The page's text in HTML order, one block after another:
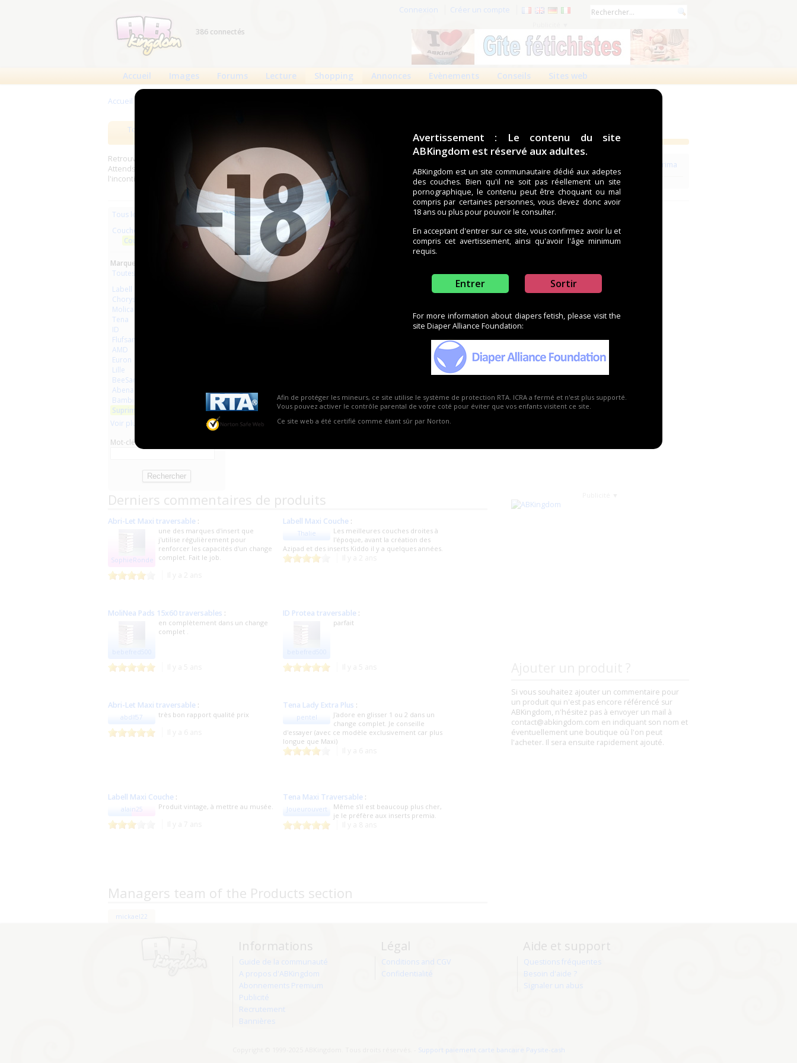
Avertissement : Le contenu du site
ABKingdom est réservé aux adultes.
ABKingdom est un site communautaire dédié aux adeptes
des couches. Bien qu'il ne soit pas réellement un site
pornographique, le contenu peut être choquant ou mal
compris par certaines personnes, vous devez donc avoir
18 ans ou plus pour pouvoir le consulter.
En acceptant d'entrer sur ce site, vous confirmez avoir lu et
compris cet avertissement, ainsi qu'avoir l'âge minimum
requis.
Entrer Sortir
For more information about diapers fetish, please visit the
site Diaper Alliance Foundation:
Afin de protéger les mineurs, ce site utilise le système de protection RTA. ICRA a fermé et n'est plus supporté.
Vous pouvez activer le contrôle parental de votre coté pour éviter que vos enfants visitent ce site.
Ce site web a été certifié comme étant sûr par Norton.
Connexion Créer un compte
386 connectés
Accueil Images Forums Lecture Shopping Annonces Evènements Conseils Sites web
Accueil
Tous les produits
Voir les revendeurs de la marque Suprima
Retrouverez sur cette page les meilleures couches (Tena, Abena, Molicare, Comficare, Confiance, Depend,
Attends, Bambino...) et les meilleurs produits aussi bien pour les fétichistes des couches que pour
l'incontinence.
Tous les produits
Couches à usage unique
Couches droites et inserts
Marques :
Toutes les marques
Labell
Chorys
Molicare
Tena
ID
Flufsan
AMD
Euron
Lille
BeeSana
Abena
Bambino
Suprima
Voir plus
Mot-clé
Les plus récents Trier par nom
Aucun produit trouvé.
Si vous souhaitez ajouter un commentaire pour
un produit qui n'est pas encore référencé sur
ABKingdom, n'hésitez pas à envoyer un mail à
contact@abkingdom.com en indiquant son nom et
éventuellement une boutique où l'on peut
l'acheter. Il sera ensuite rapidement ajouté.
Derniers commentaires de produits
Abri-Let Maxi traversable :
SophieRonde
une des marques d'insert que
j'utilise régulièrement pour
renforcer les capacités d'un change
complet. Fait le job.
Labell Maxi Couche :
Thalie
Les meilleures couches droites à
l'époque, avant la création des
Azipad et des inserts Kiddo il y a quelques années.
MoliNea Pads 15x60 traversables :
bebefred500
en complètement dans un change
complet .
ID Protea traversable :
bebefred500
parfait
Abri-Let Maxi traversable :
abdlf57 très bon rapport qualité prix
Tena Lady Extra Plus :
pentel
J'adore en glisser 1 ou 2 dans un
change complet. Je conseille
d'essayer (avec ce modèle exclusivement car plus
longue que Maxi)
Labell Maxi Couche :
alain25 Produit vintage, à mettre au musée.
Tena Maxi Traversable :
Joueurouvert
Même s'il est beaucoup plus cher,
je le préfère aux inserts premia.
Managers team of the Products section
mickael22
Informations
Guide de la communauté
A propos d'ABKingdom
Abonnements Premium
Publicité
Recrutement
Bannières
Légal
Conditions and CGV
Confidentialité
Aide et support
Questions fréquentes
Besoin d'aide ?
Signaler un abus
Support paiement carte bancaire Paysite-cash